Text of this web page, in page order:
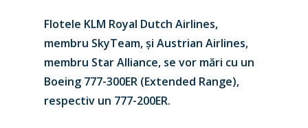
Flotele KLM Royal Dutch Airlines,
membru SkyTeam, și Austrian Airlines,
membru Star Alliance, se vor mări cu un
Boeing 777-300ER (Extended Range),
respectiv un 777-200ER.